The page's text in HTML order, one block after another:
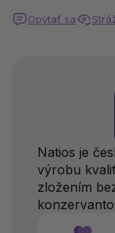
Opýtať sa
Natios je
výrobu
zložením